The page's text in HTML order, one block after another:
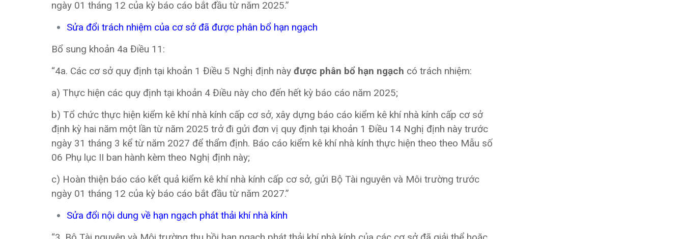
ngày 01 tháng 12 của kỳ báo cáo bắt đầu từ năm 2025.”
Sửa đổi trách nhiệm của cơ sở đã được phân bổ hạn ngạch
Bổ sung khoản 4a Điều 11:
“4a. Các cơ sở quy định tại khoản 1 Điều 5 Nghị định này được phân bổ hạn ngạch có trách nhiệm:
a) Thực hiện các quy định tại khoản 4 Điều này cho đến hết kỳ báo cáo năm 2025;
b) Tổ chức thực hiện kiểm kê khí nhà kính cấp cơ sở, xây dựng báo cáo kiểm kê khí nhà kính cấp cơ sở
định kỳ hai năm một lần từ năm 2025 trở đi gửi đơn vị quy định tại khoản 1 Điều 14 Nghị định này trước
ngày 31 tháng 3 kể từ năm 2027 để thẩm định. Báo cáo kiểm kê khí nhà kính thực hiện theo theo Mẫu số
06 Phụ lục II ban hành kèm theo Nghị định này;
c) Hoàn thiện báo cáo kết quả kiểm kê khí nhà kính cấp cơ sở, gửi Bộ Tài nguyên và Môi trường trước
ngày 01 tháng 12 của kỳ báo cáo bắt đầu từ năm 2027.”
Sửa đổi nội dung về hạn ngạch phát thải khí nhà kính